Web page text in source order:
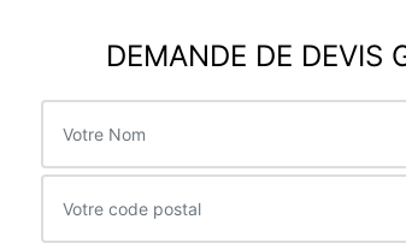
DEMANDE DE DEVIS